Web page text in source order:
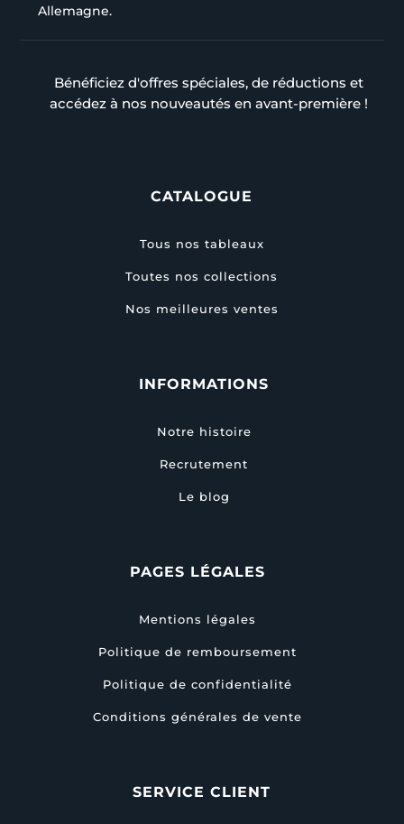
Allemagne.
Bénéficiez d'offres spéciales, de réductions et
accédez à nos nouveautés en avant-première !
CATALOGUE
Tous nos tableaux
Toutes nos collections
Nos meilleures ventes
INFORMATIONS
Notre histoire
Recrutement
Le blog
PAGES LÉGALES
Mentions légales
Politique de remboursement
Politique de confidentialité
Conditions générales de vente
SERVICE CLIENT